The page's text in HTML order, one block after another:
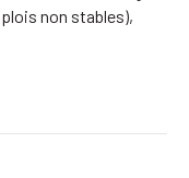
non stables),